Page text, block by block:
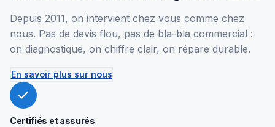
Depuis 2011, on intervient chez vous comme chez
nous. Pas de devis flou, pas de bla-bla commercial :
on diagnostique, on chiffre clair, on répare durable.
En savoir plus sur nous
Certifiés et assurés